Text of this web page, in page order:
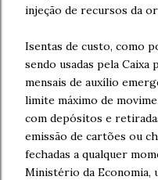
injeção de recursos da
Isentas de custo, como
sendo usadas pela
mensais de auxílio
limite máximo de
com depósitos e
emissão de cartões ou
fechadas a qualquer
Ministério da Economia,